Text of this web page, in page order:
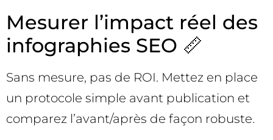
Mesurer l’impact réel des
infographies SEO 📏
Sans mesure, pas de ROI. Mettez en place
un protocole simple avant publication et
comparez l’avant/après de façon robuste.